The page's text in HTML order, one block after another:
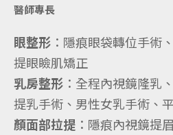
醫師專長
眼整形 ：隱痕眼袋轉位手術
提眼瞼肌矯正
乳房整形 ：全程內視鏡隆乳
提乳手術、男性女乳手術、
顏面部拉提 ：隱痕內視鏡提